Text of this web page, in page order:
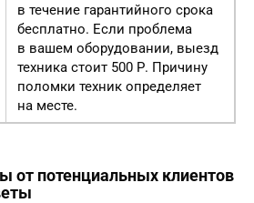
в течение гарантийного срока
бесплатно. Если проблема
в вашем оборудовании, выезд
техника стоит 500 Р. Причину
поломки техник определяет
на месте.
от потенциальных клиентов